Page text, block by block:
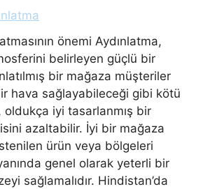
önemi Aydınlatma,
belirleyen güçlü bir
bir mağaza müşteriler
hava sağlayabileceği gibi kötü
oldukça iyi tasarlanmış bir
azaltabilir. İyi bir mağaza
ürün veya bölgeleri
genel olarak yeterli bir
sağlamalıdır. Hindistan’da